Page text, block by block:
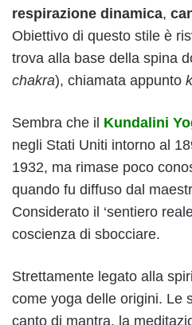
respirazione dinamica,
Obiettivo di questo stile è
trova alla base della spina
chakra), chiamata appunto
Sembra che il Kundalini
negli Stati Uniti intorno al
1932, ma rimase poco
quando fu diffuso dal
Considerato il ‘sentiero
coscienza di sbocciare.
Strettamente legato alla
come yoga delle origini. Le
canto di mantra, la